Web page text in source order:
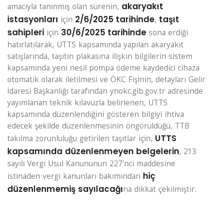
amacıyla tanınmış olan sürenin, akaryakıt
istasyonları için 2/6/2025 tarihinde, taşıt
sahipleri için 30/6/2025 tarihinde sona erdiği
hatırlatılarak, UTTS kapsamında yapılan akaryakıt
satışlarında, taşıtın plakasına ilişkin bilgilerin sistem
kapsamında yeni nesil pompa ödeme kaydedici cihaza
otomatik olarak iletilmesi ve ÖKC Fişinin, detayları Gelir
İdaresi Başkanlığı tarafından ynokc.gib.gov.tr adresinde
yayımlanan teknik kılavuzla belirlenen, UTTS
kapsamında düzenlendiğini gösteren bilgiyi ihtiva
edecek şekilde düzenlenmesinin öngörüldüğü, TTB
takılma zorunluluğu getirilen taşıtlar için, UTTS
kapsamında düzenlenmeyen belgelerin, 213
sayılı Vergi Usul Kanununun 227’nci maddesine
istinaden vergi kanunları bakımından hiç
düzenlenmemiş sayılacağına dikkat çekilmiştir.